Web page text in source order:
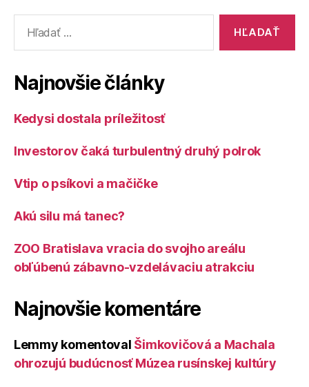
Najnovšie články
Kedysi dostala príležitosť
Investorov čaká turbulentný druhý polrok
Vtip o psíkovi a mačičke
Akú silu má tanec?
ZOO Bratislava vracia do svojho areálu
obľúbenú zábavno-vzdelávaciu atrakciu
Najnovšie komentáre
Lemmy komentoval Šimkovičová a Machala
ohrozujú budúcnosť Múzea rusínskej kultúry